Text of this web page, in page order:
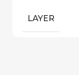
LAYER